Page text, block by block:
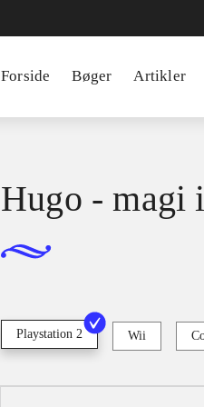
Forside Bøger Artikler
Hugo - magi
Playstation 2 Wii